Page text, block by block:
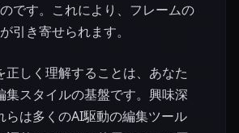
です。これにより、フレームの
引き寄せられます。
正しく理解することは、あなた
集スタイルの基盤です。興味深
らは多くのAI駆動の編集ツール